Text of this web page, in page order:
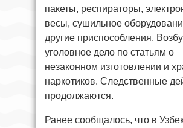
пакеты, респираторы,
весы, сушильное
другие приспособления.
уголовное дело по статьям о
незаконном изготовлении и
наркотиков. Следственные
продолжаются.
Ранее сообщалось, что в